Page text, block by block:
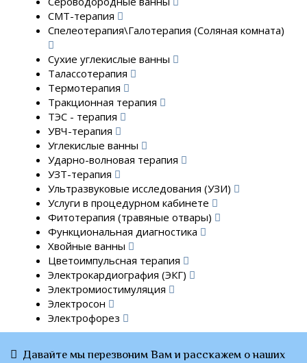
СМТ-терапия
Спелеотерапия\Галотерапия (Соляная комната)
Сухие углекислые ванны
Талассотерапия
Термотерапия
Тракционная терапия
ТЭС - терапия
УВЧ-терапия
Углекислые ванны
Ударно-волновая терапия
УЗТ-терапия
Ультразвуковые исследования (УЗИ)
Услуги в процедурном кабинете
Фитотерапия (травяные отвары)
Функциональная диагностика
Хвойные ванны
Цветоимпульсная терапия
Электрокардиография (ЭКГ)
Электромиостимуляция
Электросон
Электрофорез
Давайте мы перезвоним Вам и расскажем о наших